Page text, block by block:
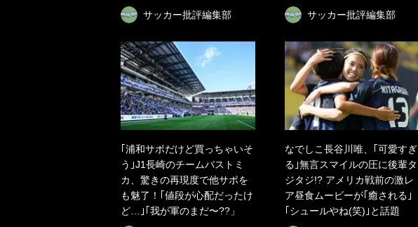
サッカー批評編集部 サッカー批評編集部
｢浦和サポだけど買っちゃいそ
う｣J1長崎のチームバストミ
カ、驚きの再現度で他サポを
も魅了！｢値段が心配だったけ
ど…｣｢我が軍のまだ〜??」
なでしこ長谷川唯、｢可愛すぎ
る｣無言スマイルの圧に後輩タ
ジタジ!? アメリカ戦前の激レ
ア昼食ムービーが｢癒される｣
｢シュールやね(笑)｣と話題